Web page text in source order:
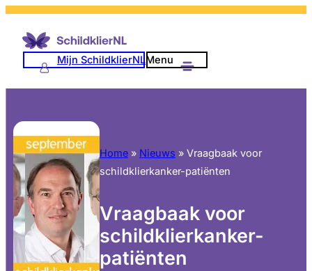
Mijn SchildklierNLMenu
Home» Nieuws » Vraagbaak voor
schildklierkanker-patiënten
Vraagbaak voor
schildklierkanker-
patiënten